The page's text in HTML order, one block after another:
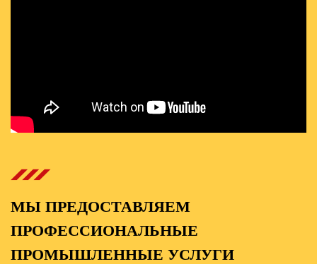
МЫ ПРЕДОСТАВЛЯЕМ
ПРОФЕССИОНАЛЬНЫЕ
ПРОМЫШЛЕННЫЕ УСЛУГИ